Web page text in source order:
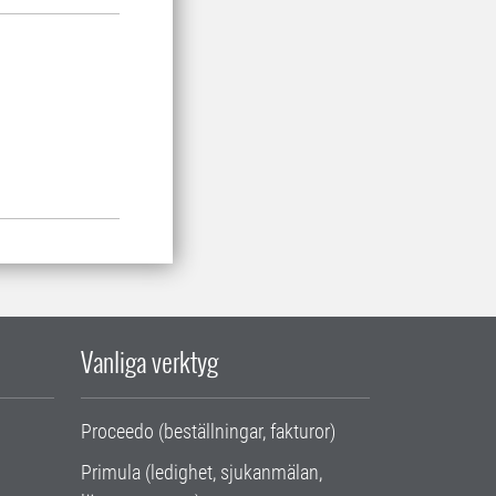
Vanliga verktyg
Proceedo (beställningar, fakturor)
Primula (ledighet, sjukanmälan,